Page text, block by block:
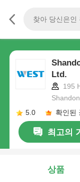
Ltd.
195
5.0
확인된
최고의
상품